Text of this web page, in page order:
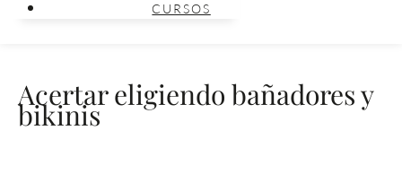
CURSOS
Acertar eligiendo bañadores y
bikinis